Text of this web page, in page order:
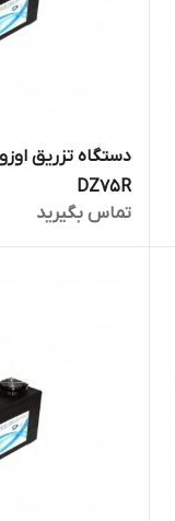
DZ75R
تماس بگیرید